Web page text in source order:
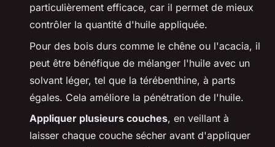
particulièrement efficace, car il permet de mieux
contrôler la quantité d'huile appliquée.
Pour des bois durs comme le chêne ou l'acacia, il
peut être bénéfique de mélanger l'huile avec un
solvant léger, tel que la térébenthine, à parts
égales. Cela améliore la pénétration de l'huile.
Appliquer plusieurs couches, en veillant à
laisser chaque couche sécher avant d'appliquer